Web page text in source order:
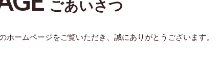
ごあいさつ
ホームページをご覧いただき、誠にありがとうございます。